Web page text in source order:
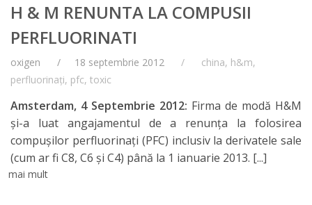
H & M RENUNTA LA COMPUSII
PERFLUORINATI
oxigen 18 septembrie 2012 china, h&m,
perfluorinați, pfc, toxic
Amsterdam, 4 Septembrie 2012: Firma de modă H&M
și-a luat angajamentul de a renunța la folosirea
compușilor perfluorinați (PFC) inclusiv la derivatele sale
(cum ar fi C8, C6 și C4) până la 1 ianuarie 2013. [...]
mai mult